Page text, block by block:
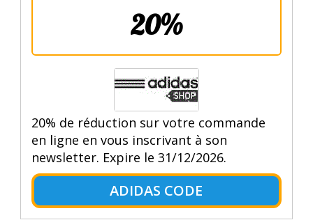
20%
20% de réduction sur votre commande
en ligne en vous inscrivant à son
newsletter. Expire le 31/12/2026.
ADIDAS CODE